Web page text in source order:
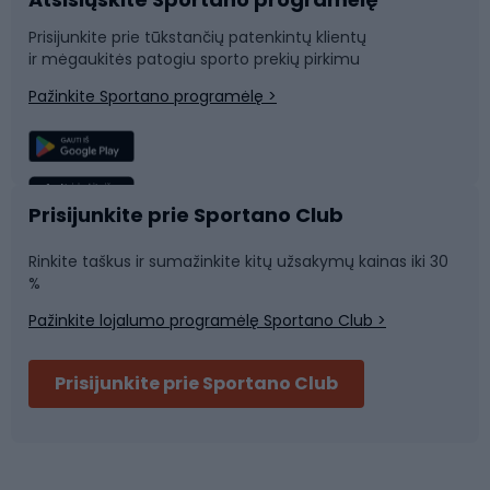
Laipiojimas
Žvejyba
Sportinė medicina
Snieglenčių sportas
Plaukimas
Komandinis sportas
Prisijunkite prie tūkstančių patenkintų klientų
ir mėgaukitės patogiu sporto prekių pirkimu
Pažinkite Sportano programėlę >
Prisijunkite prie Sportano Club
Rinkite taškus ir sumažinkite kitų užsakymų kainas iki 30
%
Pažinkite lojalumo programėlę Sportano Club >
Prisijunkite prie Sportano Club